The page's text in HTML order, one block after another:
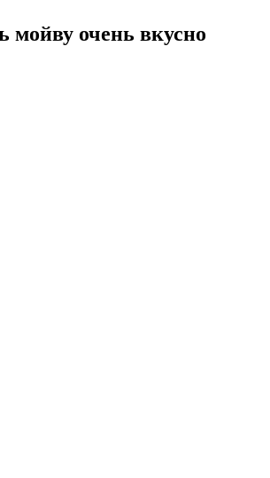
мойву очень вкусно